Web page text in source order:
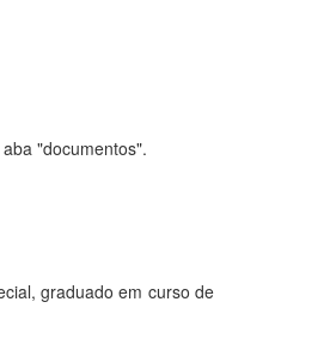
"documentos".
graduado em curso de